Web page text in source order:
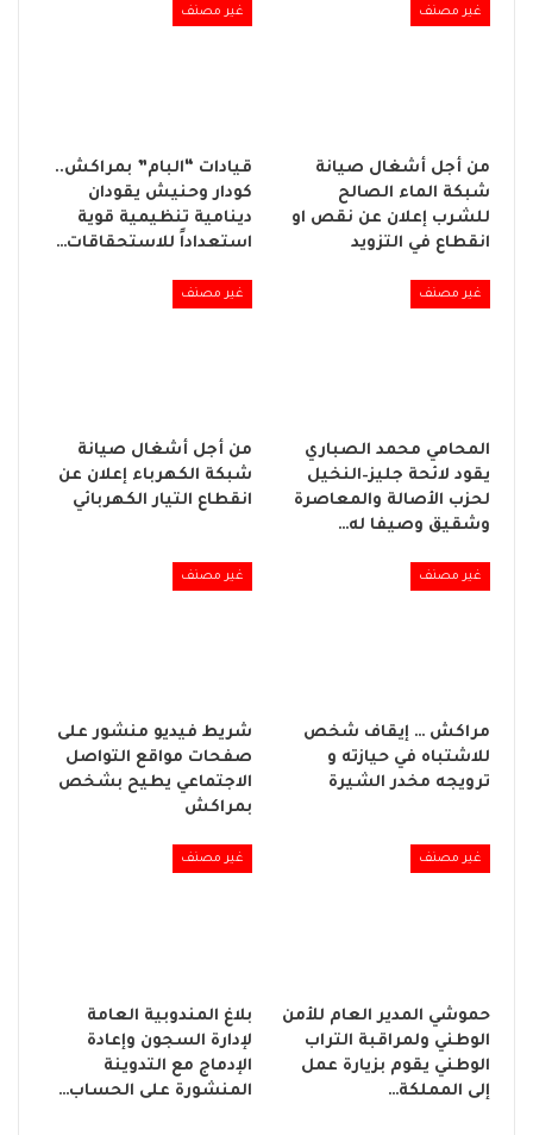
غير مصنف
من أجل أشغال صيانة
شبكة الماء الصالح
للشرب إعلان عن نقص او
انقطاع في التزويد
غير مصنف
قيادات “البام” بمراكش..
كودار وحنيش يقودان
دينامية تنظيمية قوية
استعداداً للاستحقاقات…
غير مصنف
المحامي محمد الصباري
يقود لائحة جليز–النخيل
لحزب الأصالة والمعاصرة
وشقيق وصيفا له…
غير مصنف
من أجل أشغال صيانة
شبكة الكهرباء إعلان عن
انقطاع التيار الكهربائي
غير مصنف
مراكش … إيقاف شخص
للاشتباه في حيازته و
ترويجه مخدر الشيرة
غير مصنف
شريط فيديو منشور على
صفحات مواقع التواصل
الاجتماعي يطيح بشخص
بمراكش
غير مصنف
حموشي المدير العام للأمن
الوطني ولمراقبة التراب
الوطني يقوم بزيارة عمل
إلى المملكة…
غير مصنف
بلاغ المندوبية العامة
لإدارة السجون وإعادة
الإدماج مع التدوينة
المنشورة على الحساب…